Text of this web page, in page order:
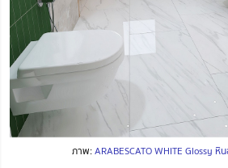
ภาพ:ARABESCATO WHITE Glossy หิ